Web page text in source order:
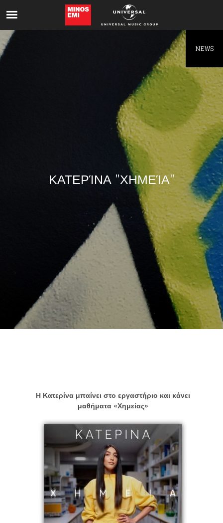
ΚΑΤΕΡΊΝΑ "ΧΗΜΕΊΑ"
Η Κατερίνα μπαίνει στο εργαστήριο και κάνει
μαθήματα «Χημείας»
NEWS
Like being first?
Get news from your favorite artists before
everyone else.